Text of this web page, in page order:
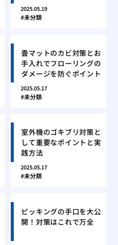
2025.05.19
未分類
畳マットのカビ対策とお
手入れでフローリングの
ダメージを防ぐポイント
2025.05.17
未分類
室外機のゴキブリ対策と
して重要なポイントと実
践方法
2025.05.17
未分類
ピッキングの手口を大公
開！対策はこれで万全